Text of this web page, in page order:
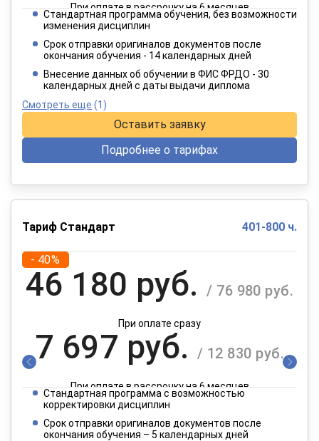
При оплате в рассрочку на 6 месяцев
2 749 руб.
При оплате в рассрочку на 12 месяцев
Стандартная программа обучения, без возможности
изменения дисциплин
Срок отправки оригиналов документов после
окончания обучения - 14 календарных дней
Внесение данных об обучении в ФИС ФРДО - 30
календарных дней с даты выдачи диплома
Смотреть еще (1)
Оставить заявку
Подробнее о тарифах
Тариф Стандарт 401-800 ч.
- 40%
46 180 руб. / 76 980 руб.
При оплате сразу
7 697 руб. / 12 830 руб.
При оплате в рассрочку на 6 месяцев
3 849 руб.
Стандартная программа с возможностью
корректировки дисциплин
Срок отправки оригиналов документов после
окончания обучения – 5 календарных дней